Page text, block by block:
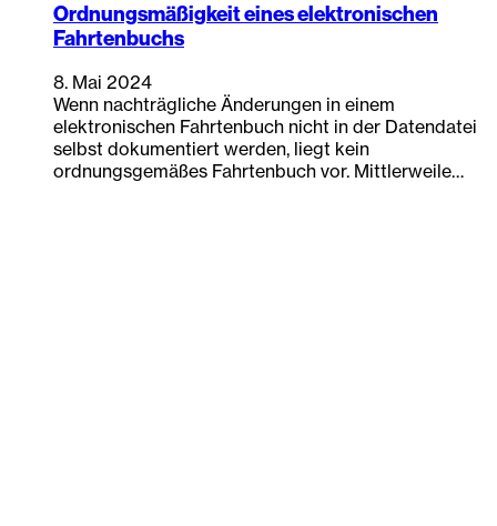
Ordnungsmäßigkeit eines elektronischen
Fahrtenbuchs
8. Mai 2024
Wenn nachträgliche Änderungen in einem
elektronischen Fahrtenbuch nicht in der Datendatei
selbst dokumentiert werden, liegt kein
ordnungsgemäßes Fahrtenbuch vor. Mittlerweile…